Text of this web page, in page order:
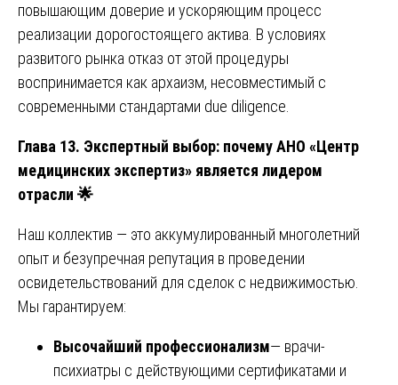
повышающим доверие и ускоряющим процесс
реализации дорогостоящего актива. В условиях
развитого рынка отказ от этой процедуры
воспринимается как архаизм, несовместимый с
современными стандартами due diligence.
Глава 13. Экспертный выбор: почему АНО «Центр
медицинских экспертиз» является лидером
отрасли 🌟
Наш коллектив — это аккумулированный многолетний
опыт и безупречная репутация в проведении
освидетельствований для сделок с недвижимостью.
Мы гарантируем:
Высочайший профессионализм— врачи-
психиатры с действующими сертификатами и